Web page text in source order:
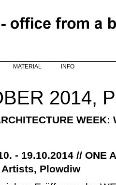
MATERIAL INFO
2014,
- 19.10.2014 // ONE
Plowdiw